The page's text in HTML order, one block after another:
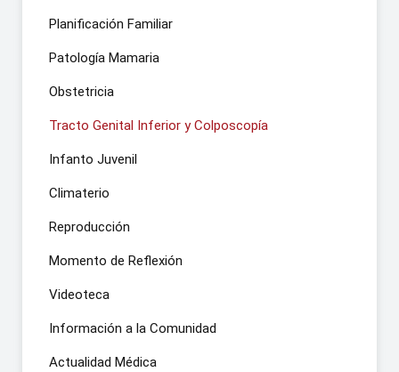
Planificación Familiar
Patología Mamaria
Obstetricia
Tracto Genital Inferior y Colposcopía
Infanto Juvenil
Climaterio
Reproducción
Momento de Reflexión
Videoteca
Información a la Comunidad
Actualidad Médica